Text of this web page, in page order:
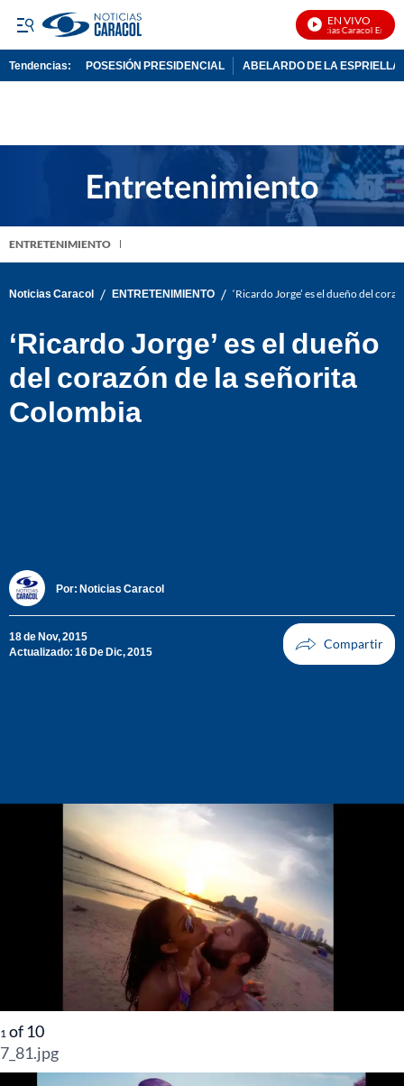
EN VIVO
Noticias Caracol En Vivo
Tendencias: POSESIÓN PRESIDENCIAL ABELARDO DE LA ESPRIELLA
ENTRETENIMIENTO
Noticias Caracol / ENTRETENIMIENTO / ‘Ricardo Jorge’ es el dueño del
‘Ricardo Jorge’ es el dueño
del corazón de la señorita
Colombia
Por: Noticias Caracol
18 de Nov, 2015
Actualizado: 16 De Dic, 2015
1 of 10
7_81.jpg